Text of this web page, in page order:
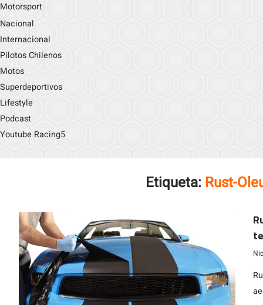
Motorsport
Nacional
Internacional
Pilotos Chilenos
Motos
Superdeportivos
Lifestyle
Podcast
Youtube Racing5
Etiqueta: Rust-